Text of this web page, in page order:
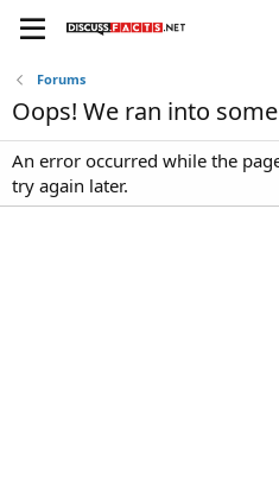
Forums
Oops! We ran into
An error occurred while the
try again later.